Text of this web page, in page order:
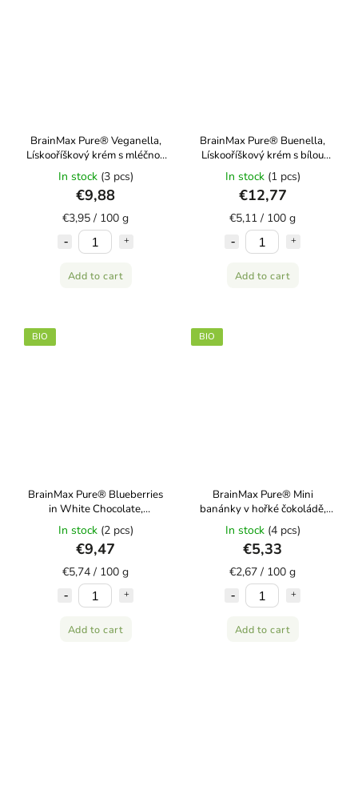
BrainMax Pure® Veganella,
Lískooříškový krém s mléčnou
čokoládou, 250 g
In stock (3 pcs)
€9,88
€3,95 / 100 g
Add to cart
BrainMax Pure® Buenella,
Lískooříškový krém s bílou
čokoládou, BIO, 250 g
In stock (1 pcs)
€12,77
€5,11 / 100 g
Add to cart
BIO
BrainMax Pure® Blueberries
in White Chocolate,
Lyofilizované borůvky v bílé
čokoládě, BIO, 165 g
In stock (2 pcs)
€9,47
€5,74 / 100 g
Add to cart
BIO
BrainMax Pure® Mini
banánky v hořké čokoládě,
BIO, 200 g
In stock (4 pcs)
€5,33
€2,67 / 100 g
Add to cart